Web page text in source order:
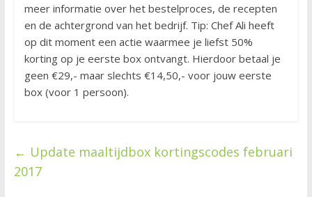
meer informatie over het bestelproces, de recepten
en de achtergrond van het bedrijf. Tip: Chef Ali heeft
op dit moment een actie waarmee je liefst 50%
korting op je eerste box ontvangt. Hierdoor betaal je
geen €29,- maar slechts €14,50,- voor jouw eerste
box (voor 1 persoon).
← Update maaltijdbox kortingscodes februari
2017